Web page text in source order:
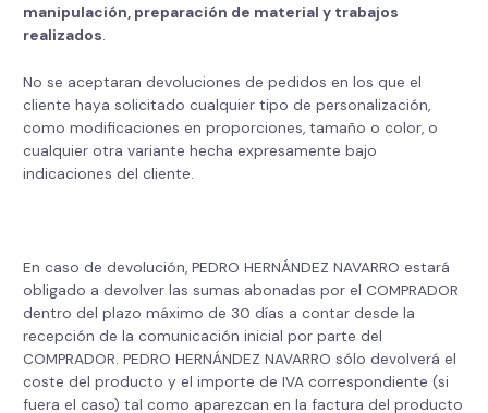
manipulación, preparación de material y trabajos
realizados.
No se aceptaran devoluciones de pedidos en los que el
cliente haya solicitado cualquier tipo de personalización,
como modificaciones en proporciones, tamaño o color, o
cualquier otra variante hecha expresamente bajo
indicaciones del cliente.
En caso de devolución, PEDRO HERNÁNDEZ NAVARRO estará
obligado a devolver las sumas abonadas por el COMPRADOR
dentro del plazo máximo de 30 días a contar desde la
recepción de la comunicación inicial por parte del
COMPRADOR. PEDRO HERNÁNDEZ NAVARRO sólo devolverá el
coste del producto y el importe de IVA correspondiente (si
fuera el caso) tal como aparezcan en la factura del producto